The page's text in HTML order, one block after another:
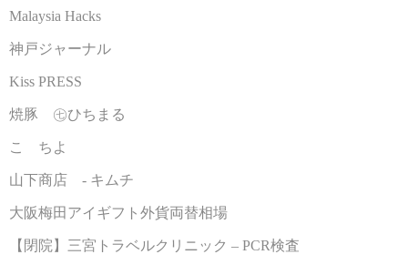
Malaysia Hacks
神戸ジャーナル
Kiss PRESS
焼豚 ㊆ひちまる
こゝちよ
山下商店 - キムチ
大阪梅田アイギフト外貨両替相場
【閉院】三宮トラベルクリニック – PCR検査